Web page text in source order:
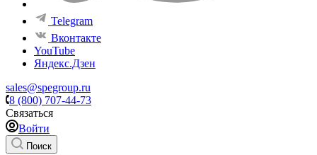
Telegram
Вконтакте
YouTube
Яндекс.Дзен
sales@spegroup.ru
8 (800) 707-44-73
Связаться
Войти
Поиск